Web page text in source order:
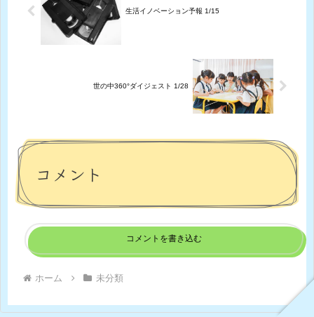
生活イノベーション予報 1/15
世の中360°ダイジェスト 1/28
コメント
コメントを書き込む
ホーム 未分類